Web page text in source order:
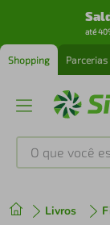
até
Shopping Parcerias
O que você
Livros